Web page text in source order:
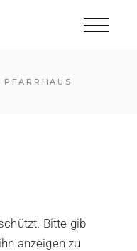
Bitte gib
anzeigen zu